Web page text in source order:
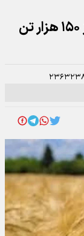
خرید تضمینی گندم در قزوین از مرز ۱۵۰ هزار تن